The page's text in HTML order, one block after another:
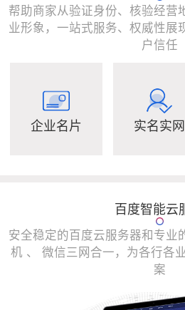
帮助商家从验证身份、核验经营
业形象，一站式服务、权威性展
户信任
企业名片 实名实网
百度智能云
安全稳定的百度云服务器和专业
机 、 微信三网合一，为各行各
案